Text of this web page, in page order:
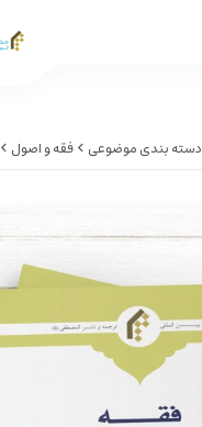
دسته بندی موضوعی فقه و اصول